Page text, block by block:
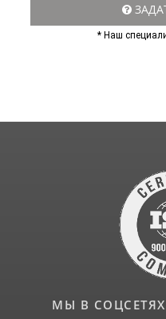
* Наш
МЫ В